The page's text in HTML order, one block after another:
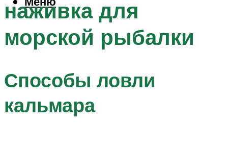
наживка для
морской рыбалки
Способы ловли
кальмара